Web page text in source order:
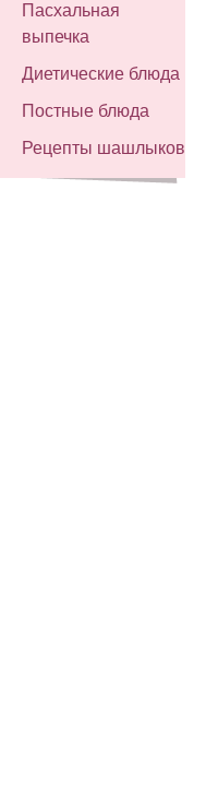
Пасхальная
выпечка
Диетические блюда
Постные блюда
Рецепты шашлыков